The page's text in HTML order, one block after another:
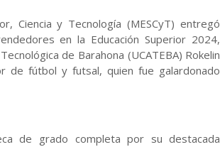
Ciencia y Tecnología (MESCyT) entregó
en la Educación Superior 2024,
de Barahona (UCATEBA) Rokelin
de fútbol y futsal, quien fue galardonado
de grado completa por su destacada